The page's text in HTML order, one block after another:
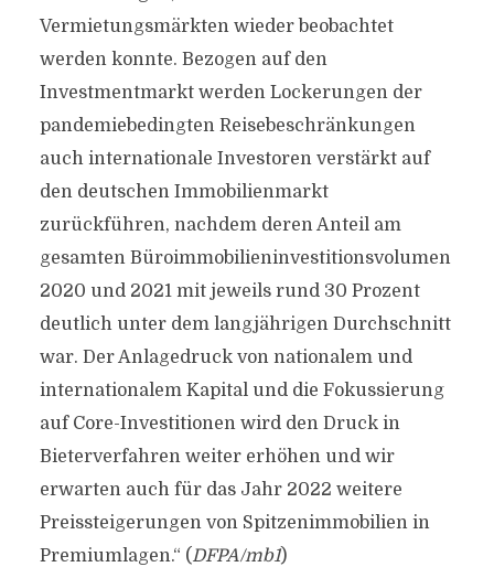
Vermietungsmärkten wieder beobachtet
werden konnte. Bezogen auf den
Investmentmarkt werden Lockerungen der
pandemiebedingten Reisebeschränkungen
auch internationale Investoren verstärkt auf
den deutschen Immobilienmarkt
zurückführen, nachdem deren Anteil am
gesamten Büroimmobilieninvestitionsvolumen
2020 und 2021 mit jeweils rund 30 Prozent
deutlich unter dem langjährigen Durchschnitt
war. Der Anlagedruck von nationalem und
internationalem Kapital und die Fokussierung
auf Core-Investitionen wird den Druck in
Bieterverfahren weiter erhöhen und wir
erwarten auch für das Jahr 2022 weitere
Preissteigerungen von Spitzenimmobilien in
Premiumlagen.“ (DFPA/mb1)